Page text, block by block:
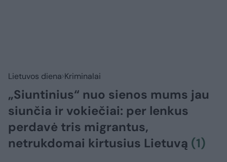
Lietuvos diena Kriminalai
„Siuntinius“ nuo sienos mums jau
siunčia ir vokiečiai: per lenkus
perdavė tris migrantus,
netrukdomai kirtusius Lietuvą (1)